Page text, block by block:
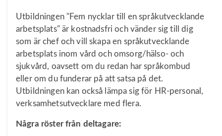
Utbildningen "Fem nycklar till en språkutvecklande
arbetsplats" är kostnadsfri och vänder sig till dig
som är chef och vill skapa en språkutvecklande
arbetsplats inom vård och omsorg/hälso- och
sjukvård, oavsett om du redan har språkombud
eller om du funderar på att satsa på det.
Utbildningen kan också lämpa sig för HR-personal,
verksamhetsutvecklare med flera.
Några röster från deltagare: